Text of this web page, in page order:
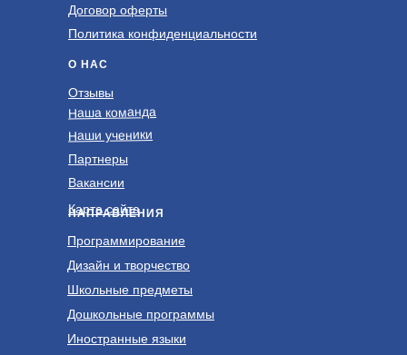
Договор оферты
Политика конфиденциальности
НАПРАВЛЕНИЯ
Программирование
Школьные предметы
Дизайн и творчество
Дошкольные программы
Иностранные языки
О НАС
Отзывы
Наша команда
Наши ученики
Партнеры
Вакансии
Карта сайта